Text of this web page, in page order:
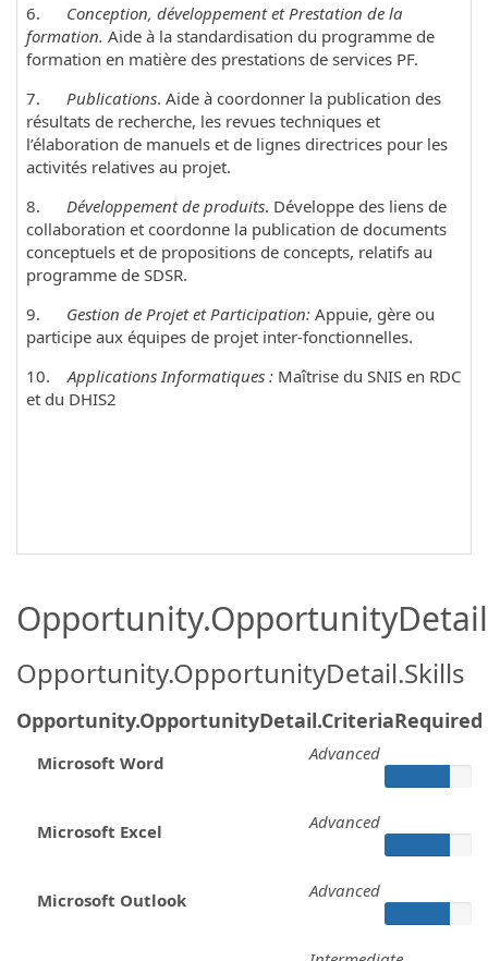
6. Conception, développement et Prestation de la
formation. Aide à la standardisation du programme de
formation en matière des prestations de services PF.
7. Publications. Aide à coordonner la publication des
résultats de recherche, les revues techniques et
l’élaboration de manuels et de lignes directrices pour les
activités relatives au projet.
8. Développement de produits. Développe des liens de
collaboration et coordonne la publication de documents
conceptuels et de propositions de concepts, relatifs au
programme de SDSR.
9. Gestion de Projet et Participation: Appuie, gère ou
participe aux équipes de projet inter-fonctionnelles.
10. Applications Informatiques : Maîtrise du SNIS en RDC
et du DHIS2
Opportunity.OpportunityDetail.Skills
Opportunity.OpportunityDetail.CriteriaRequired
Microsoft Word Advanced
Microsoft Excel Advanced
Microsoft Outlook Advanced